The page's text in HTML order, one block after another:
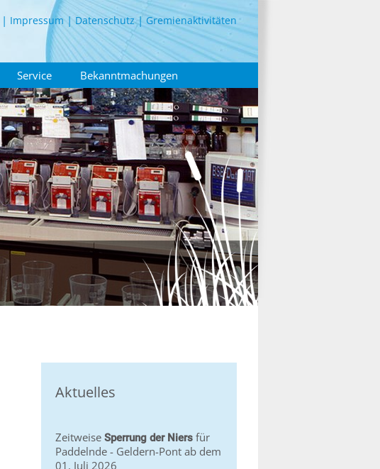
Impressum Datenschutz Gremienaktivitäten
Service Bekanntmachungen
Aktuelles
Zeitweise Sperrung der Niers für
Paddelnde - Geldern-Pont ab dem
01. Juli 2026